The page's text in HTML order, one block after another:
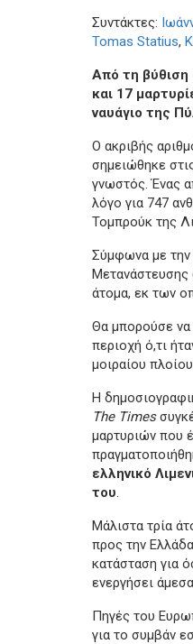
Συντάκτες:
Tomas Statius,
Από τη
και 17
ναυάγιο της
Ο ακριβής
σημειώθηκε
γνωστός. Ένας
λόγο για 747
Τομπρούκ της
Σύμφωνα με την
Μετανάστευσης
άτομα, εκ των
Θα μπορούσε να
περιοχή ό,τι
μοιραίου
Η
The Times
μαρτυριών που
ελληνικό
του
Μάλιστα τρία
προς την
κατάσταση για
ενεργήσει
Πηγές του
για το συμβάν